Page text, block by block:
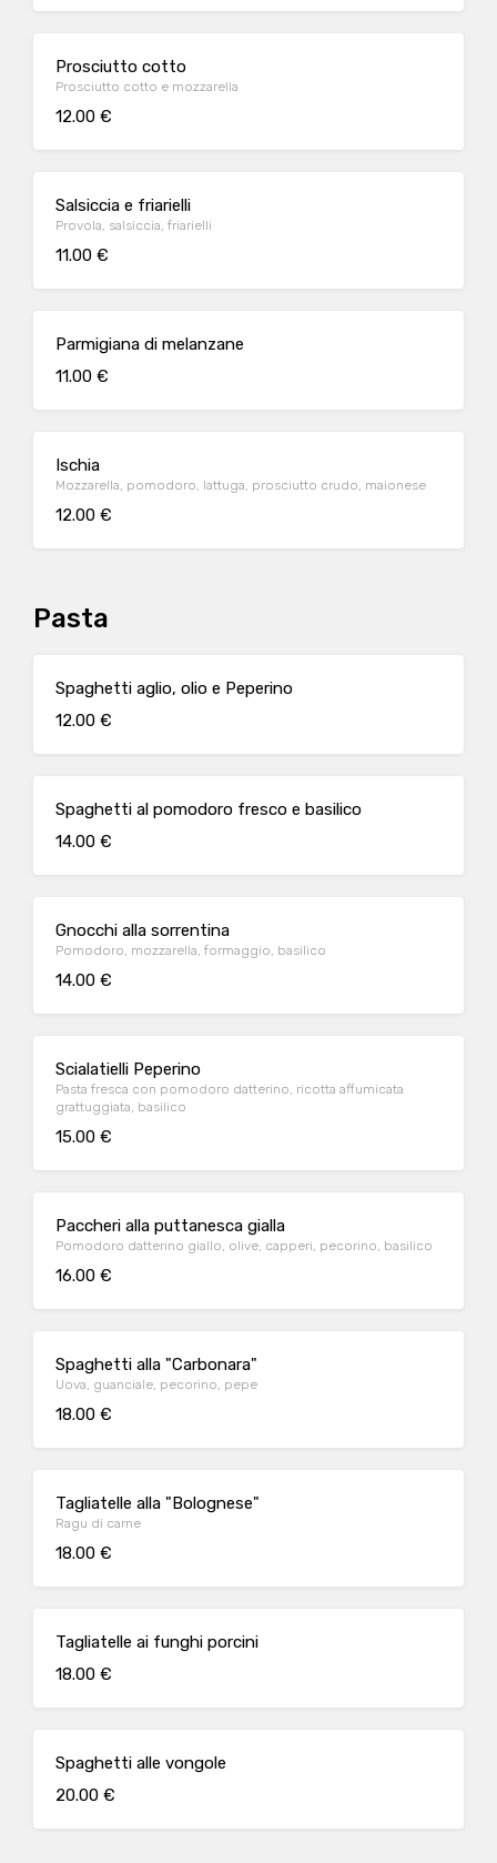
Prosciutto cotto
Prosciutto cotto e mozzarella
12.00 €
Salsiccia e friarielli
Provola, salsiccia, friarielli
11.00 €
Parmigiana di melanzane
11.00 €
Ischia
Mozzarella, pomodoro, lattuga, prosciutto crudo, maionese
12.00 €
Pasta
Spaghetti aglio, olio e Peperino
12.00 €
Spaghetti al pomodoro fresco e basilico
14.00 €
Gnocchi alla sorrentina
Pomodoro, mozzarella, formaggio, basilico
14.00 €
Scialatielli Peperino
Pasta fresca con pomodoro datterino, ricotta affumicata
grattuggiata, basilico
15.00 €
Paccheri alla puttanesca gialla
Pomodoro datterino giallo, olive, capperi, pecorino, basilico
16.00 €
Spaghetti alla "Carbonara"
Uova, guanciale, pecorino, pepe
18.00 €
Tagliatelle alla "Bolognese"
Ragu di carne
18.00 €
Tagliatelle ai funghi porcini
18.00 €
Spaghetti alle vongole
20.00 €